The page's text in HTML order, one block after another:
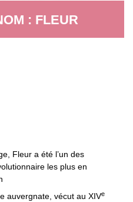
: FLEUR
Fleur a été l’un des
les plus en
auvergnate, vécut au XIVe